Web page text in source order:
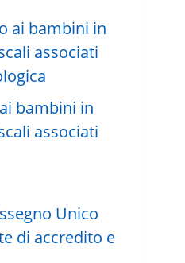
bambini in
associati